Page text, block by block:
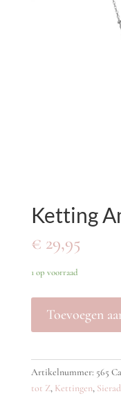
Ketting
€ 29,95
1 op voorraad
Toevoegen
Artikelnummer: 565
tot Z, Kettingen,